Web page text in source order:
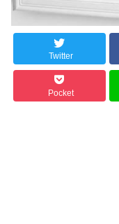
Twitter
Pocket